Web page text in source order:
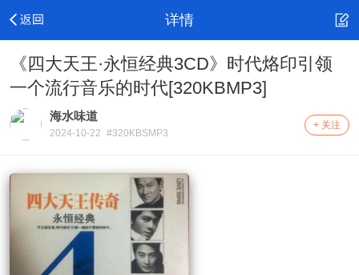
详情
《四大天王·永恒经典3CD》时代烙印引领
一个流行音乐的时代[320KBMP3]
海水味道
2024-10-22 #320KBSMP3
+ 关注